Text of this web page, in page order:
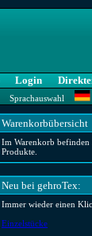
Sprachauswahl
Login
Warenkorbübersicht
Im Warenkorb befinden
Produkte.
Neu bei gehroTex:
Immer wieder einen
Einzelstücke